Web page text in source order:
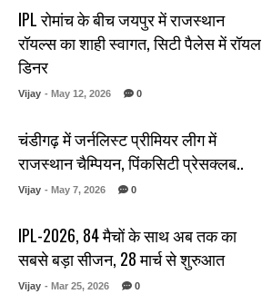
IPL रोमांच के बीच जयपुर में राजस्थान
रॉयल्स का शाही स्वागत, सिटी पैलेस में रॉयल
डिनर
Vijay - May 12, 2026 0
चंडीगढ़ में जर्नलिस्ट प्रीमियर लीग में
राजस्थान चैम्पियन, पिंकसिटी प्रेसक्लब..
Vijay - May 7, 2026 0
IPL-2026, 84 मैचों के साथ अब तक का
सबसे बड़ा सीजन, 28 मार्च से शुरुआत
Vijay - Mar 25, 2026 0